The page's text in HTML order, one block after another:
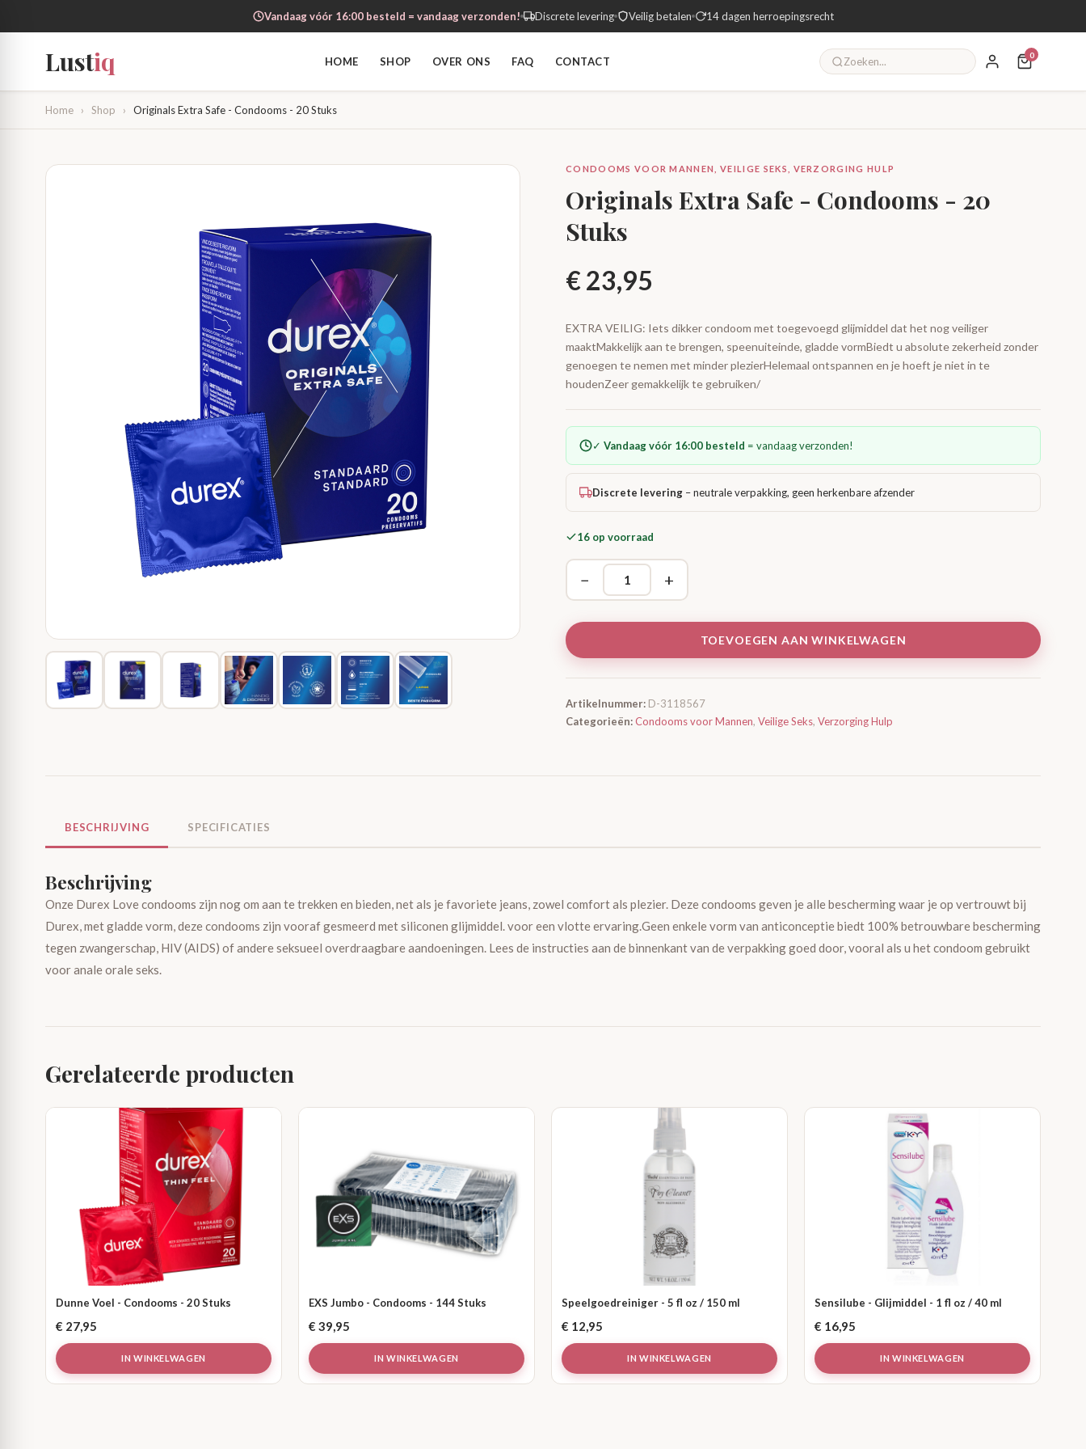
Vandaag vóór 16:00 besteld = vandaag verzonden! Discrete levering Veilig betalen 14 dagen herroepingsrecht
Lustiq HOME SHOP OVER ONS FAQ CONTACT
0
Home › Shop › Originals Extra Safe - Condooms - 20 Stuks
CONDOOMS VOOR MANNEN, VEILIGE SEKS, VERZORGING HULP
Originals Extra Safe - Condooms - 20
Stuks
€23,95
EXTRA VEILIG: Iets dikker condoom met toegevoegd glijmiddel dat het nog veiliger
maaktMakkelijk aan te brengen, speenuiteinde, gladde vormBiedt u absolute zekerheid zonder
genoegen te nemen met minder plezierHelemaal ontspannen en je hoeft je niet in te
houdenZeer gemakkelijk te gebruiken/
✓ Vandaag vóór 16:00 besteld = vandaag verzonden!
Discrete levering – neutrale verpakking, geen herkenbare afzender
16 op voorraad
− +
TOEVOEGEN AAN WINKELWAGEN
Artikelnummer: D-3118567
Categorieën:Condooms voor Mannen, Veilige Seks, Verzorging Hulp
BESCHRIJVING SPECIFICATIES
Beschrijving
Onze Durex Love condooms zijn nog om aan te trekken en bieden, net als je favoriete jeans, zowel comfort als plezier. Deze condooms geven je alle bescherming waar je op vertrouwt bij
Durex, met gladde vorm, deze condooms zijn vooraf gesmeerd met siliconen glijmiddel. voor een vlotte ervaring.Geen enkele vorm van anticonceptie biedt 100% betrouwbare bescherming
tegen zwangerschap, HIV (AIDS) of andere seksueel overdraagbare aandoeningen. Lees de instructies aan de binnenkant van de verpakking goed door, vooral als u het condoom gebruikt
voor anale orale seks.
Gerelateerde producten
Dunne Voel - Condooms - 20 Stuks
€ 27,95
IN WINKELWAGEN
EXS Jumbo - Condooms - 144 Stuks
€ 39,95
IN WINKELWAGEN
Speelgoedreiniger - 5 fl oz / 150 ml
€ 12,95
IN WINKELWAGEN
Sensilube - Glijmiddel - 1 fl oz / 40 ml
€ 16,95
IN WINKELWAGEN